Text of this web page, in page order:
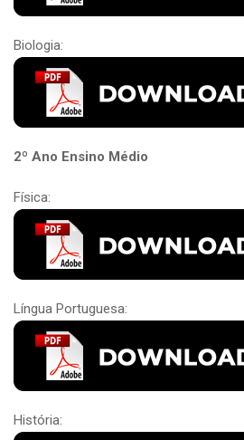
Biologia:
2º Ano Ensino Médio
Física:
Língua Portuguesa:
História: